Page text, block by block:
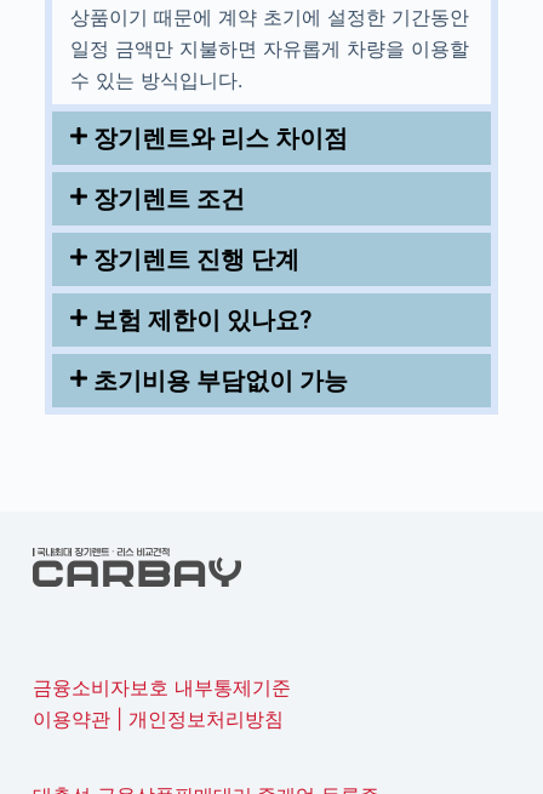
상품이기 때문에 계약 초기에 설정한 기간동안
일정 금액만 지불하면 자유롭게 차량을 이용할
수 있는 방식입니다.
장기렌트와 리스 차이점
장기렌트 조건
장기렌트 진행 단계
보험 제한이 있나요?
초기비용 부담없이 가능
금융소비자보호 내부통제기준
이용약관| 개인정보처리방침